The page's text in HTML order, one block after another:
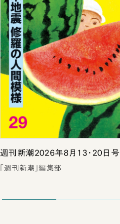
週刊新潮2026年8月13・20日号
「週刊新潮」編集部